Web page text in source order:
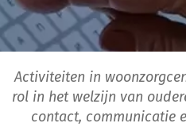
Activiteiten in
rol in het welzijn van
contact, communicatie